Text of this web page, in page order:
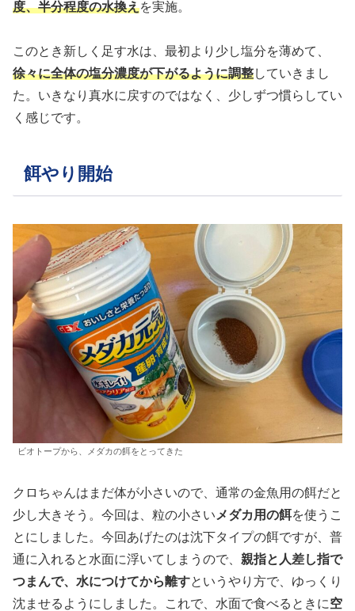
度、半分程度の水換えを実施。
このとき新しく足す水は、最初より少し塩分を薄めて、
徐々に全体の塩分濃度が下がるように調整していきまし
た。いきなり真水に戻すのではなく、少しずつ慣らしてい
く感じです。
餌やり開始
ビオトープから、メダカの餌をとってきた
クロちゃんはまだ体が小さいので、通常の金魚用の餌だと
少し大きそう。今回は、粒の小さい メダカ用の餌を使うこ
とにしました。今回あげたのは沈下タイプの餌ですが、普
通に入れると水面に浮いてしまうので、 親指と人差し指で
つまんで、水につけてから離すというやり方で、ゆっくり
沈ませるようにしました。これで、水面で食べるときに空